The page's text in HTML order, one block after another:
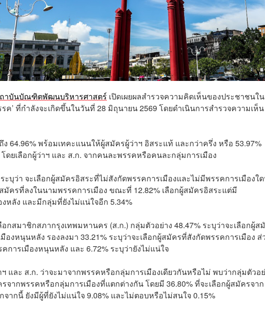
าบันบัณฑิตพัฒนบริหารศาสตร์ เปิดเผยผลสำรวจความคิดเห็นของประชาชนใน
ค’ ที่กำลังจะเกิดขึ้นในวันที่ 28 มิถุนายน 2569 โดยดำเนินการสำรวจความเห็น
64.96% พร้อมเทคะแนนให้ผู้สมัครผู้ว่าฯ อิสระแท้ และกว่าครึ่ง หรือ 53.97%
ดยเลือกผู้ว่าฯ และ ส.ก. จากคนละพรรคหรือคนละกลุ่มการเมือง
ะบุว่า จะเลือกผู้สมัครอิสระที่ไม่สังกัดพรรคการเมืองและไม่มีพรรคการเมืองใ
มัครที่ลงในนามพรรคการเมือง ขณะที่ 12.82% เลือกผู้สมัครอิสระแต่มี
หลัง และมีกลุ่มที่ยังไม่แน่ใจอีก 5.34%
กสมาชิกสภากรุงเทพมหานคร (ส.ก.) กลุ่มตัวอย่าง 48.47% ระบุว่าจะเลือกผู้ส
งหนุนหลัง รองลงมา 33.21% ระบุว่าจะเลือกผู้สมัครที่สังกัดพรรคการเมือง ส่
การเมืองหนุนหลัง และ 6.72% ระบุว่ายังไม่แน่ใจ
และ ส.ก. ว่าจะมาจากพรรคหรือกลุ่มการเมืองเดียวกันหรือไม่ พบว่ากลุ่มตัวอ
จากพรรคหรือกลุ่มการเมืองที่แตกต่างกัน โดยมี 36.80% ที่จะเลือกผู้สมัครจาก
ากนี้ ยังมีผู้ที่ยังไม่แน่ใจ 9.08% และไม่ตอบหรือไม่สนใจ 0.15%